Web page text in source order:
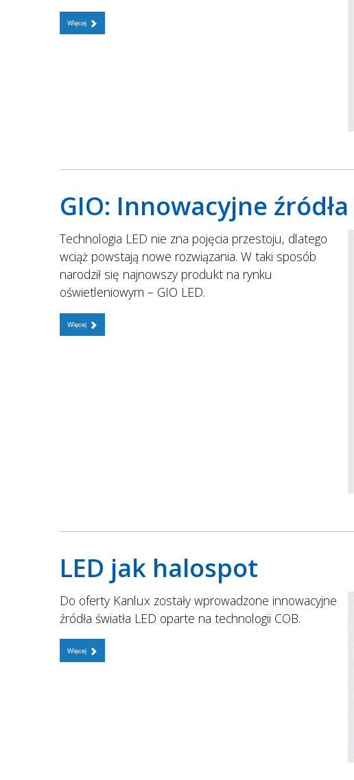
Więcej
GIO: Innowacyjne źródła
Technologia LED nie zna pojęcia przestoju, dlatego
wciąż powstają nowe rozwiązania. W taki sposób
narodził się najnowszy produkt na rynku
oświetleniowym – GIO LED.
Więcej
LED jak halospot
Do oferty Kanlux zostały wprowadzone innowacyjne
źródła światła LED oparte na technologii COB.
Więcej